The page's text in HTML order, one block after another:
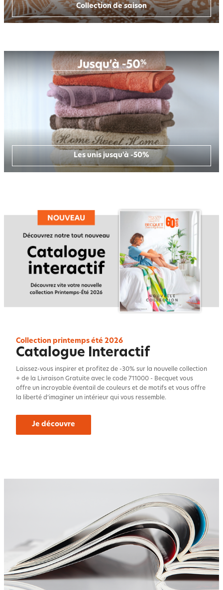
Collection de saison
Les unis jusqu'à -50%
Collection printemps été 2026
Catalogue Interactif
Laissez-vous inspirer et profitez de -30% sur la nouvelle collection
+ de la Livraison Gratuite avec le code 711000 - Becquet vous
offre un incroyable éventail de couleurs et de motifs et vous offre
la liberté d’imaginer un intérieur qui vous ressemble.
Je découvre